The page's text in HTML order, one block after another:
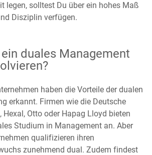
legen, solltest Du über ein hohes Maß
Disziplin verfügen.
duales Management
haben die Vorteile der dualen
erkannt. Firmen wie die Deutsche
Hexal, Otto oder Hapag Lloyd bieten
Studium in Management an. Aber
qualifizieren ihren
zunehmend dual. Zudem findest